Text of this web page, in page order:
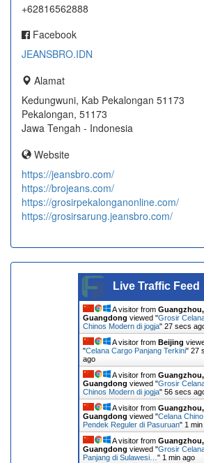
+62816562888
Facebook
JEANSBRO.IDN
Alamat
Kedungwuni, Kab Pekalongan 51173
Pekalongan, 51173
Jawa Tengah - Indonesia
Website
https://jeansbro.com/
https://brojeans.com/
https://grosirpekalonganonline.com/
https://grosirsarung.jeansbro.com/
Live Traffic Feed
A visitor from Guangzhou,
Guangdong viewed "Grosir
Chinos Modern di jogja" 28 secs
A visitor from Beijing
"Celana Cargo Panjang Terkini" 28
ago
A visitor from Guangzhou,
Guangdong viewed "Grosir
Chinos Modern di jogja" 57 secs
A visitor from Guangzhou,
Guangdong viewed "Celana Chino
Pendek Reguler di Pasuruan" 1
A visitor from Guangzhou,
Guangdong viewed "Grosir
Panjang di Sulawesi… " 1 min ago